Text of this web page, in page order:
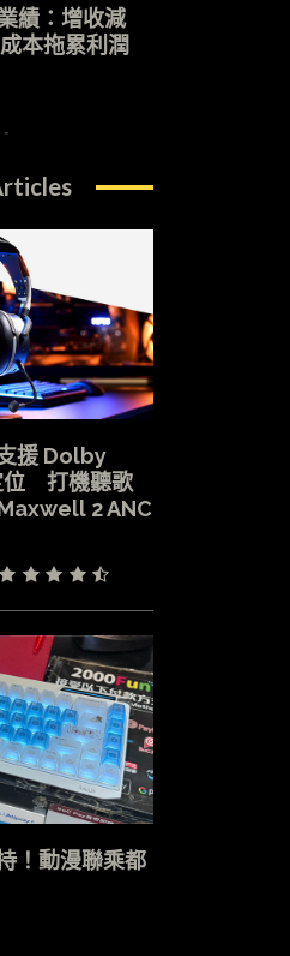
績：增收減
本拖累利潤
-
援 Dolby
位 打機聽歌
2 ANC
！動漫聯乘都